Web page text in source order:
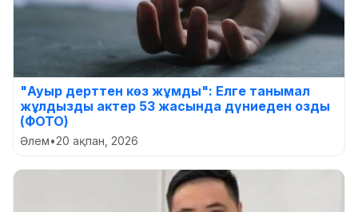
"Ауыр дерттен көз жұмды": Елге танымал
жұлдызды актер 53 жасында дүниеден озды
(ФОТО)
Әлем•20 ақпан, 2026